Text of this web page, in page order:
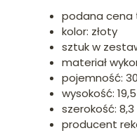
podana cena
kolor: złoty
sztuk w
materiał
pojemność:
wysokość:
szerokość:
producent